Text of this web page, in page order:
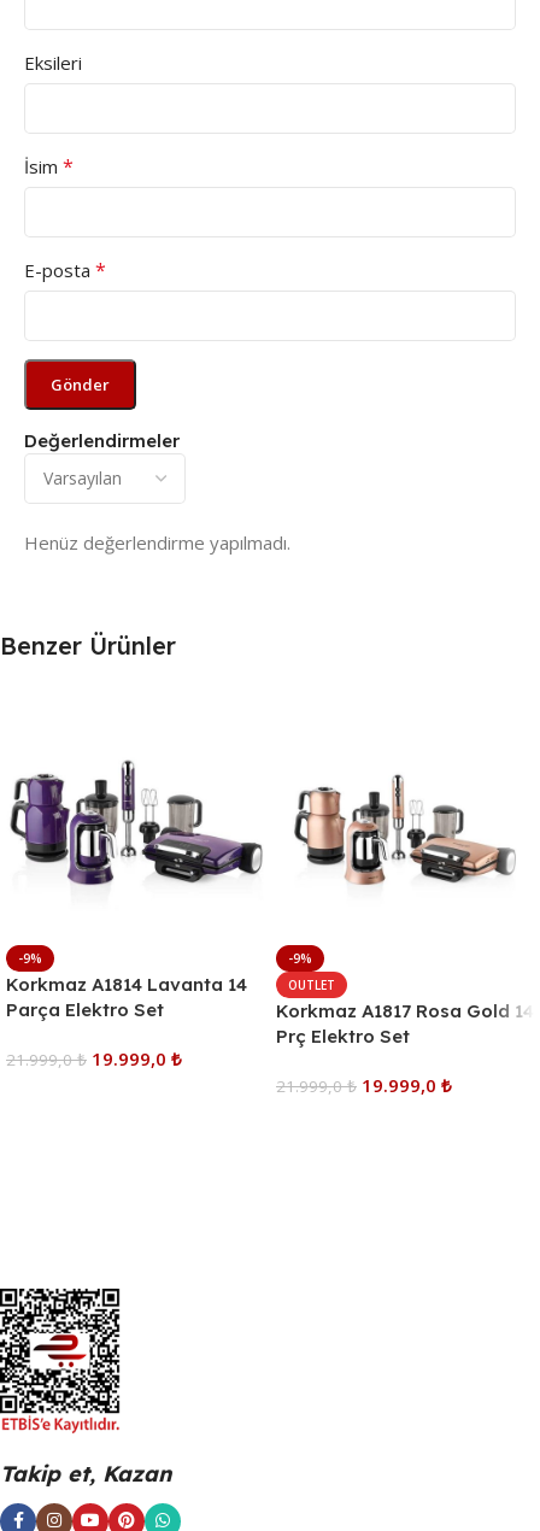
Değerlendirmeler
Henüz değerlendirme yapılmadı.
Eksileri
İsim *
E-posta *
Benzer Ürünler
-9%
Korkmaz A1814 Lavanta 14
Parça Elektro Set
21.999,0₺ 19.999,0 ₺
-9%
OUTLET
Korkmaz A1817 Rosa Gold 14
Prç Elektro Set
21.999,0₺ 19.999,0 ₺
Takip et, Kazan